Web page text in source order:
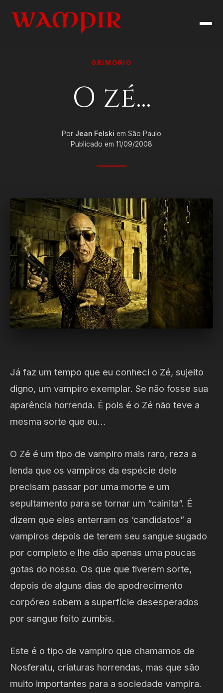
GRIMÓRIO
O zé...
Por Jean Felski em São Paulo
Publicado em 11/09/2008
Já faz um tempo que eu conheci o Zé, sujeito
digno, um vampiro exemplar. Se não fosse sua
aparência horrenda. É pois é o Zé não teve a
mesma sorte que eu…
O Zé é um tipo de vampiro mais raro, reza a
lenda que os vampiros da espécie dele
precisam passar por uma morte e um
sepultamento para se tornar um “cainita”. É
dizem que eles enterram os ‘candidatos” a
vampiros depois de terem seu sangue sugado
por completo e lhe dão apenas uma poucas
gotas do nosso. Os que que tiverem sorte,
depois de alguns dias de apodrecimento
corpóreo sobem a superfície desesperados
por sangue feito zumbis.
Este é o tipo de vampiro que chamamos de
Nosferatu, criaturas horrendas, mas que são
muito importantes para a sociedade vampira.